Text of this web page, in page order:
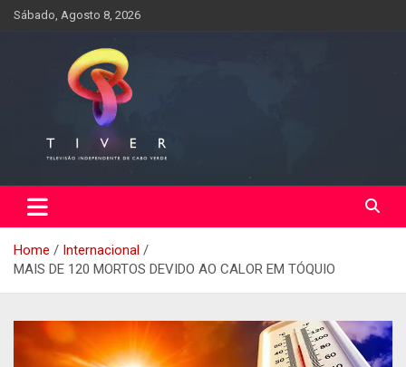
SkipSábado, Agosto 8, 2026
Home
Internacional
MAIS DE 120 MORTOS DEVIDO AO CALOR EM TÓQUIO